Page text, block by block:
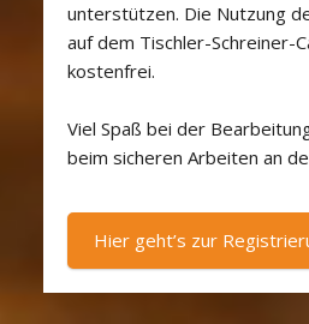
unterstützen. Die Nutzung
auf dem Tischler-Schreiner-
kostenfrei.
Viel Spaß bei der
beim sicheren Arbeiten an
Hier geht’s zur